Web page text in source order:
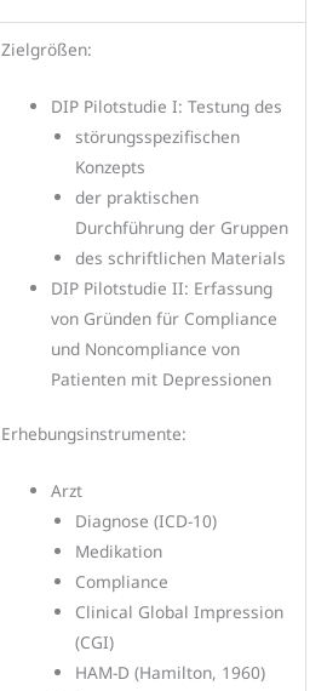
Zielgrößen:
DIP Pilotstudie I: Testung des
störungsspezifischen
Konzepts
der praktischen
Durchführung der Gruppen
des schriftlichen Materials
DIP Pilotstudie II: Erfassung
von Gründen für Compliance
und Noncompliance von
Patienten mit Depressionen
Erhebungsinstrumente:
Arzt
Diagnose (ICD-10)
Medikation
Compliance
Clinical Global Impression
(CGI)
HAM-D (Hamilton, 1960)